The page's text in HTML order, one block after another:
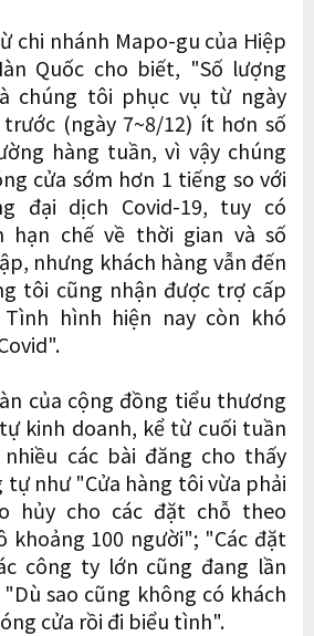
chi nhánh Mapo-gu của Hiệp
Quốc cho biết, "Số lượng
chúng tôi phục vụ từ ngày
(ngày 7~8/12) ít hơn số
hàng tuần, vì vậy chúng
cửa sớm hơn 1 tiếng so với
đại dịch Covid-19, tuy có
hạn chế về thời gian và số
nhưng khách hàng vẫn đến
tôi cũng nhận được trợ cấp
hình hiện nay còn khó
của cộng đồng tiểu thương
kinh doanh, kể từ cuối tuần
các bài đăng cho thấy
như "Cửa hàng tôi vừa phải
hủy cho các đặt chỗ theo
khoảng 100 người"; "Các đặt
công ty lớn cũng đang lần
sao cũng không có khách
cửa rồi đi biểu tình".